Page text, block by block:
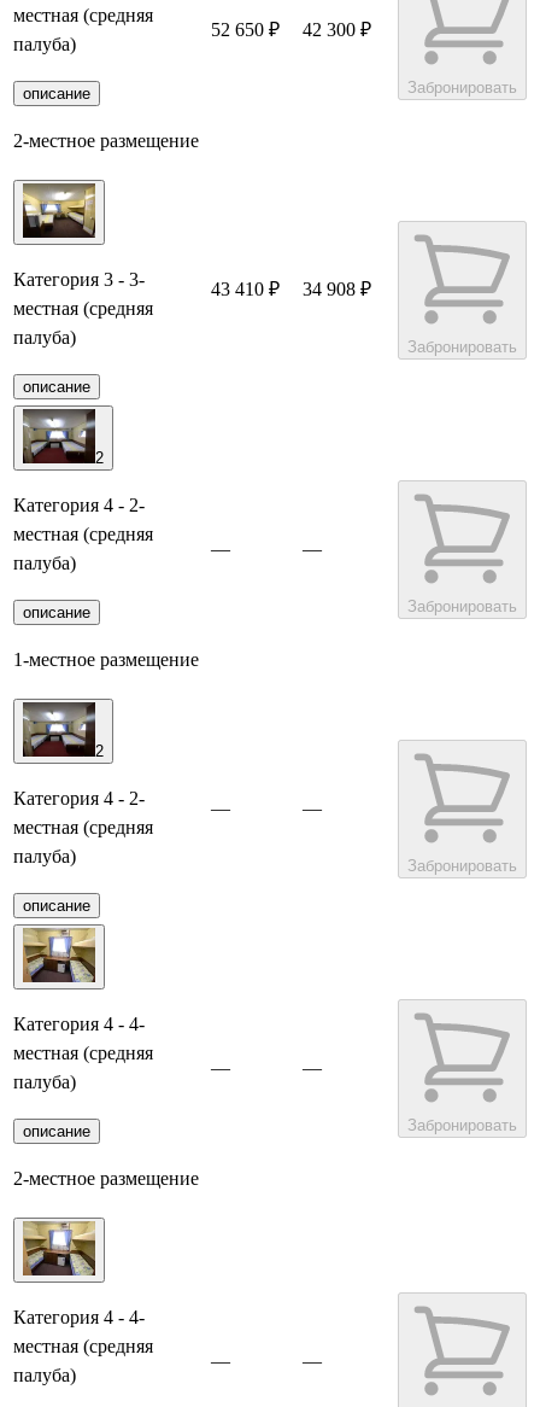
местная (средняя
палуба)
описание
2-местное размещение
52 650 ₽ 42 300 ₽
Забронировать
Категория 3 - 3-
местная (средняя
палуба)
описание
43 410 ₽ 34 908 ₽
Забронировать
2
Категория 4 - 2-
местная (средняя
палуба)
описание
1-местное размещение
— —
Забронировать
2
Категория 4 - 2-
местная (средняя
палуба)
описание
— —
Забронировать
Категория 4 - 4-
местная (средняя
палуба)
описание
2-местное размещение
— —
Забронировать
Категория 4 - 4-
местная (средняя
палуба)
— —